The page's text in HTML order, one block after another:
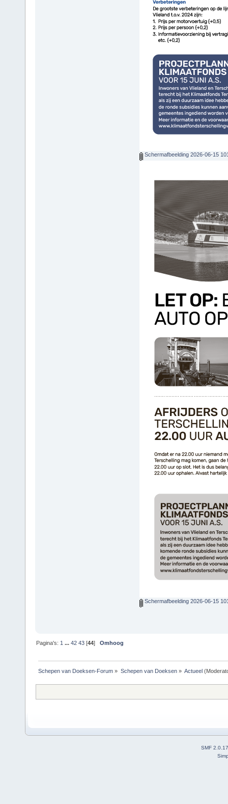
Schermafbeelding 2026-06-15
Schermafbeelding 2026-06-15
Pagina's: 1 ...42 43 [44]Omhoog
Schepen van Doeksen-Forum » Schepen van Doeksen» Actueel
SMF 2.0.17